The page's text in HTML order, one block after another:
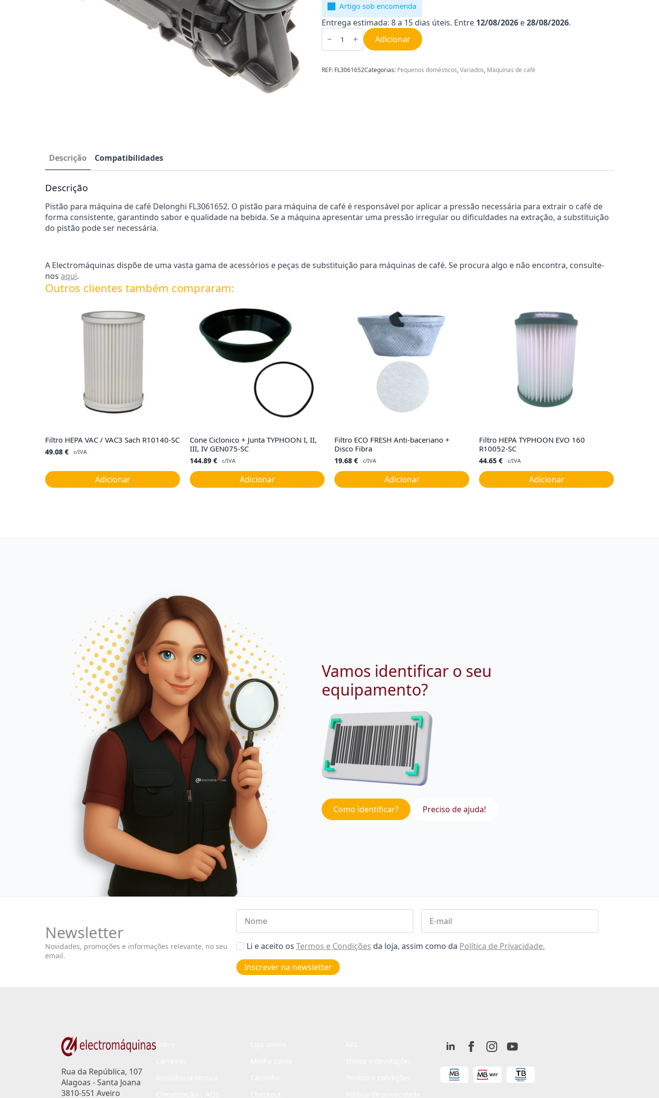
Artigo sob encomenda
Entrega estimada: 8 a 15 dias úteis. Entre 12/08/2026 e28/08/2026.
Quantidade
de
para
de
café
Adicionar
REF: FL3061652Categorias: Pequenos domésticos,Variados, Máquinas de café
Descrição Compatibilidades
Descrição
Pistão para máquina de café Delonghi FL3061652. O pistão para máquina de café é responsável por aplicar a pressão necessária para extrair o café de
forma consistente, garantindo sabor e qualidade na bebida. Se a máquina apresentar uma pressão irregular ou dificuldades na extração, a substituição
do pistão pode ser necessária.
A Electromáquinas dispõe de uma vasta gama de acessórios e peças de substituição para máquinas de café. Se procura algo e não encontra, consulte-
nos aqui.
Outros clientes também compraram:
Filtro HEPA VAC / VAC3 Sach R10140-SC
49.08 € c/IVA
Adicionar
Cone Ciclonico + Junta TYPHOON I, II,
III, IV GEN075-SC
144.89 € c/IVA
Adicionar
Filtro ECO FRESH Anti-baceriano +
Disco Fibra
19.68 € c/IVA
Adicionar
Filtro HEPA TYPHOON EVO 160
R10052-SC
44.65 € c/IVA
Adicionar
Vamos identificar o seu
equipamento?
Como identificar? Preciso de ajuda!
Newsletter
Novidades, promoções e informações relevante, no seu
email.
Nome Email
Aceitar
de
privacidade
Li e aceito os Termos e Condições da loja, assim como da Política de Privacidade.
Inscrever na newsletter
Rua da República, 107
Alagoas - Santa Joana
3810-551 Aveiro